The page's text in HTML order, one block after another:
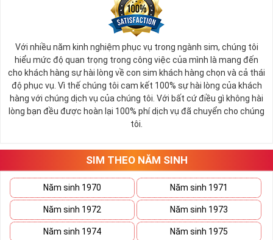
Với nhiều năm kinh nghiệm phục vụ trong ngành sim, chúng tôi
hiểu mức độ quan trọng trong công việc của mình là mang đến
cho khách hàng sự hài lòng về con sim khách hàng chọn và cả thái
độ phục vụ. Vì thế chúng tôi cam kết 100% sự hài lòng của khách
hàng với chúng dịch vụ của chúng tôi. Với bất cứ điều gì không hài
lòng bạn đều được hoàn lại 100% phí dịch vụ đã chuyển cho chúng
tôi.
SIM THEO NĂM SINH
Năm sinh 1970 Năm sinh 1971
Năm sinh 1972 Năm sinh 1973
Năm sinh 1974 Năm sinh 1975